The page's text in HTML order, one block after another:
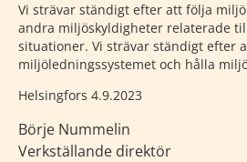
Vi strävar ständigt efter att följa
andra miljöskyldigheter relaterade
situationer. Vi strävar ständigt efter
miljöledningssystemet och hålla
Helsingfors 4.9.2023
Börje Nummelin
Verkställande direktör